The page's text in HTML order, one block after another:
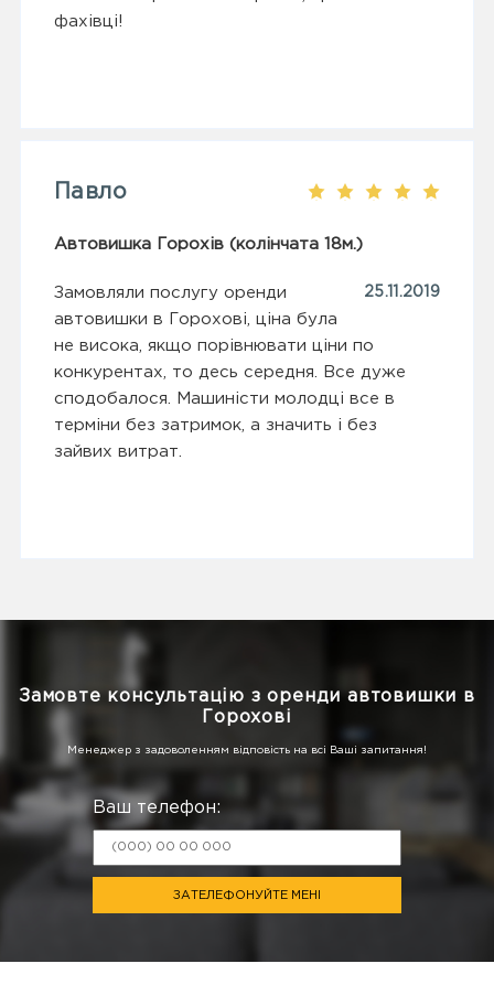
фахівці!
Павло
Автовишка Горохів (колінчата 18м.)
25.11.2019
Замовляли послугу оренди
автовишки в Горохові, ціна була
не висока, якщо порівнювати ціни по
конкурентах, то десь середня. Все дуже
сподобалося. Машиністи молодці все в
терміни без затримок, а значить і без
зайвих витрат.
Замовте консультацію з оренди автовишки в
Горохові
Менеджер з задоволенням відповість на всі Ваші запитання!
Ваш телефон:
ЗАТЕЛЕФОНУЙТЕ МЕНІ